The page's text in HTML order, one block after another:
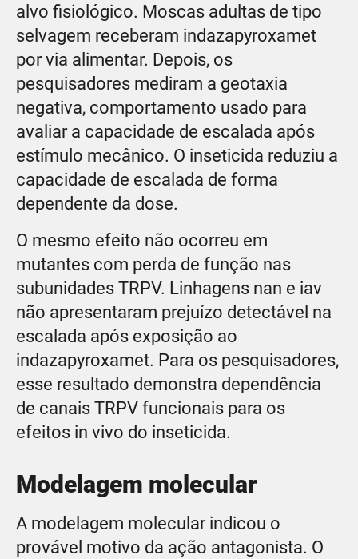
alvo fisiológico. Moscas adultas de tipo
selvagem receberam indazapyroxamet
por via alimentar. Depois, os
pesquisadores mediram a geotaxia
negativa, comportamento usado para
avaliar a capacidade de escalada após
estímulo mecânico. O inseticida reduziu a
capacidade de escalada de forma
dependente da dose.
O mesmo efeito não ocorreu em
mutantes com perda de função nas
subunidades TRPV. Linhagens nan e iav
não apresentaram prejuízo detectável na
escalada após exposição ao
indazapyroxamet. Para os pesquisadores,
esse resultado demonstra dependência
de canais TRPV funcionais para os
efeitos in vivo do inseticida.
Modelagem molecular
A modelagem molecular indicou o
provável motivo da ação antagonista. O